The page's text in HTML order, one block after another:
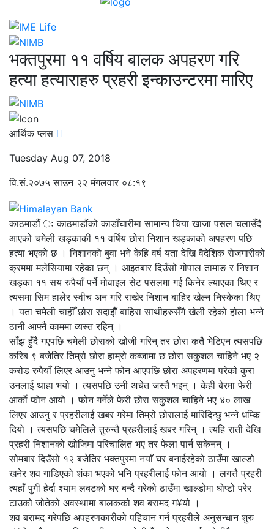
भक्तपुरमा ११ वर्षिय बालक अपहरण गरि
हत्या हत्याराहरु प्रहरी इन्काउन्टरमा मारिए
आर्थिक प्लस
Tuesday Aug 07, 2018
वि.सं.२०७५ साउन २२ मंगलवार ०८:१९
काठमाडौं ः काठमाडौंको काडाँघारीमा सामान्य चिया खाजा पसल चलाउँदै
आएको चमेली खड्काकी ११ वर्षिय छोरा निशान खड्काको अपहरण पछि
हत्या भएको छ । निशानको बुवा भने केहि वर्ष यता देखि वैदेशिक रोजगारीको
क्रममा मलेसियामा रहेका छन् । आइतबार दिउँसो गोपाल तामाङ र निशान
खड्का ११ सय रुपैयाँ पर्ने मोवाइल सेट पसलमा गई किनेर ल्याएका थिए र
त्यसमा सिम हालेर स्वीच अन गरि राखेर निशान बाहिर खेल्न निस्केका थिए
। यता चमेली चाहीँ छोरा सदाझैँ बाहिरा साथीहरुसँगै खेली रहेको होला भन्ने
ठानी आफ्नै काममा व्यस्त रहिन् ।
साँझ हुँदै गएपछि चमेली छोराको खोजी गरिन् तर छोरा कतै भेटिएन त्यसपछि
करिब ९ बजेतिर तिम्रो छोरा हाम्रो कब्जामा छ छोरा सकुशल चाहिने भए २
करोड रुपैयाँ लिएर आउनु भन्ने फोन आएपछि छोरा अपहरणमा परेको कुरा
उनलाई थाहा भयो । त्यसपछि उनी अचेत जस्तै भइन् । केही बेरमा फेरी
आर्को फोन आयो । फोन गर्नेले फेरी छोरा सकुशल चाहिने भए ४० लाख
लिएर आउनु र प्रहरीलाई खबर गरेमा तिम्रो छोरालाई मारिदिन्छु भन्ने धम्कि
दियो । त्यसपछि चमेलिले तुरुन्तै प्रहरीलाई खबर गरिन् । त्यहि राती देखि
प्रहरी निशानको खोजिमा परिचालित भए तर फेला पार्न सकेनन् ।
सोमबार दिउँसो १२ बजेतिर भक्तपुरमा नयाँ घर बनाईरहेको ठाउँमा खाल्डो
खनेर शव गाडिएको शंका भएको भनि प्रहरीलाई फोन आयो । लगत्तै प्रहरी
त्यहाँ पुगी हेर्दा श्याम लबटको घर बन्दै गरेको ठाउँमा खाल्डोमा घोप्टो परेर
टाउको जोतेको अवस्थामा बालकको शव बरामद ग¥यो ।
शव बरामद गरेपछि अपहरणकारीको पहिचान गर्न प्रहरीले अनुसन्धान शुरु